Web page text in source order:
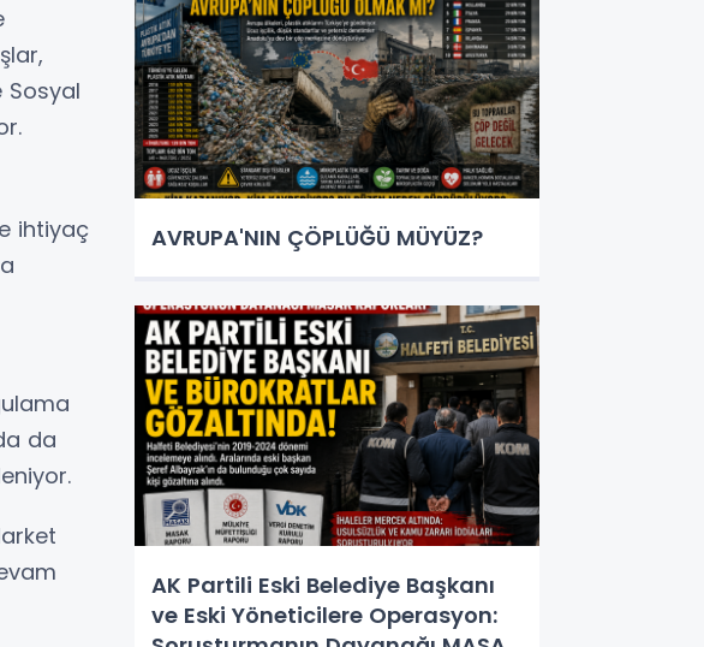
Sosyal
ihtiyaç
da
AVRUPA'NIN ÇÖPLÜĞÜ MÜYÜZ?
AK Partili Eski Belediye Başkanı
ve Eski Yöneticilere Operasyon: